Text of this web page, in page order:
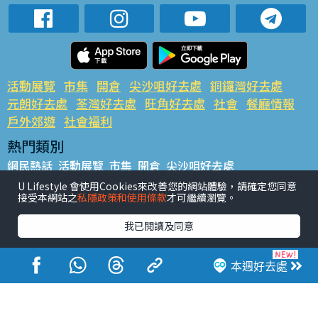
本週好去處
活動展覽 市集 開倉 尖沙咀好去處 銅鑼灣好去處
元朗好去處 荃灣好去處 旺角好去處 社會 餐廳情報
戶外郊遊 社會福利
熱門類別
網民熱話 活動展覽 市集 開倉 尖沙咀好去處
銅鑼灣好去處 元朗好去處 荃灣好去處 旺角好去處 社會
餐廳情報 戶外郊遊
熱門標籤
#UGO搵好去處 #人氣活動推介 #美食社群熱話
#親子玩樂好去處
#ULifestyle應用程式
#限時搶
#UJetso禮物放送
#ULifestyle商戶中心 #著數 #網絡熱話
U Lifestyle 會使用Cookies來改善您的網站體驗，請確定您同意
接受本網站之私隱政策和使用條款才可繼續瀏覽。
我已閱讀及同意